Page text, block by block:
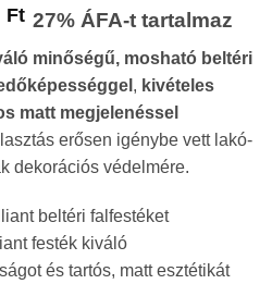
FtÁrtartomány:
8
800 Ft
-
19
700 Ft
27% ÁFA-t tartalmaz
minőségű, mosható beltéri
, kivételes
matt megjelenéssel
erősen igénybe vett lakó-
dekorációs védelmére.
beltéri falfestéket
festék kiváló
és tartós, matt esztétikát